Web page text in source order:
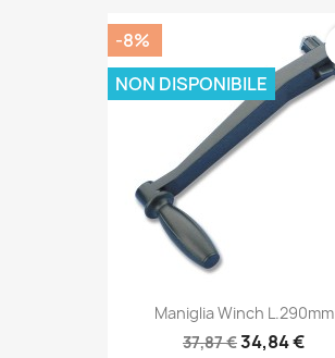
Maniglia Winch L.290mm
37,87 €34,84 €
-8%
NON DISPONIBILE